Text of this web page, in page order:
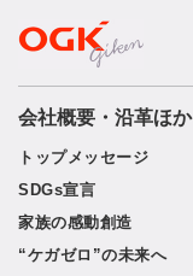
会社概要・沿革ほか
トップメッセージ
SDGs宣言
家族の感動創造
“ケガゼロ”の未来へ